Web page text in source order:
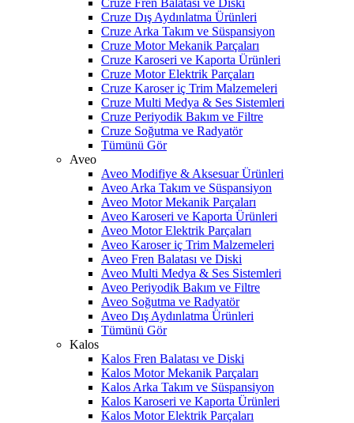
Cruze Fren Balatası ve Diski
Cruze Dış Aydınlatma Ürünleri
Cruze Arka Takım ve Süspansiyon
Cruze Motor Mekanik Parçaları
Cruze Karoseri ve Kaporta Ürünleri
Cruze Motor Elektrik Parçaları
Cruze Karoser iç Trim Malzemeleri
Cruze Multi Medya & Ses Sistemleri
Cruze Periyodik Bakım ve Filtre
Cruze Soğutma ve Radyatör
Tümünü Gör
Aveo
Aveo Modifiye & Aksesuar Ürünleri
Aveo Arka Takım ve Süspansiyon
Aveo Motor Mekanik Parçaları
Aveo Karoseri ve Kaporta Ürünleri
Aveo Motor Elektrik Parçaları
Aveo Karoser iç Trim Malzemeleri
Aveo Fren Balatası ve Diski
Aveo Multi Medya & Ses Sistemleri
Aveo Periyodik Bakım ve Filtre
Aveo Soğutma ve Radyatör
Aveo Dış Aydınlatma Ürünleri
Tümünü Gör
Kalos
Kalos Fren Balatası ve Diski
Kalos Motor Mekanik Parçaları
Kalos Arka Takım ve Süspansiyon
Kalos Karoseri ve Kaporta Ürünleri
Kalos Motor Elektrik Parçaları